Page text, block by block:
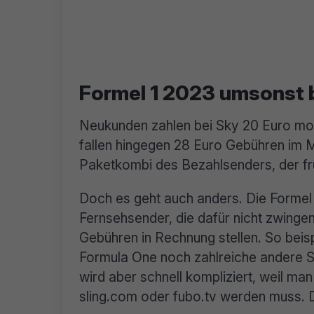
Formel 1 2023 umsonst
Neukunden zahlen bei Sky 20 Euro
fallen hingegen 28 Euro Gebühren im
Paketkombi des Bezahlsenders, der
Doch es geht auch anders. Die
Fernsehsender, die dafür nicht
Gebühren in Rechnung stellen. So
Formula One noch zahlreiche andere
wird aber schnell kompliziert, weil
sling.com oder fubo.tv werden muss.